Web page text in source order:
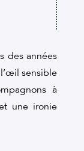
des années
sensible
à
une ironie